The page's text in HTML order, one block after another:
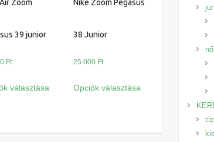
Zoom
39 junior
Ft
választása
a
variációja
Nike Zoom Pegasus
38 Junior
25.000 Ft
Opciók választása
a
variációja
női